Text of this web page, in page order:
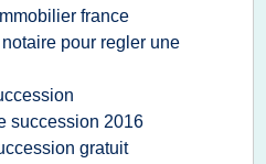
france
pour regler une
succession 2016
gratuit